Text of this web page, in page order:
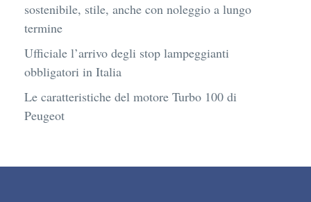
sostenibile, stile, anche con noleggio a lungo
termine
Ufficiale l’arrivo degli stop lampeggianti
obbligatori in Italia
Le caratteristiche del motore Turbo 100 di
Peugeot